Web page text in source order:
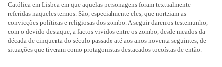
Católica em Lisboa em que aquelas personagens foram textualmente
referidas naqueles termos. São, especialmente eles, que norteiam as
convicções políticas e religiosas dos zombo. A seguir daremos testemunho,
com o devido destaque, a factos vividos entre os zombo, desde meados da
década de cinquenta do século passado até aos anos noventa seguintes, de
situações que tiveram como protagonistas destacados tocoístas de então.